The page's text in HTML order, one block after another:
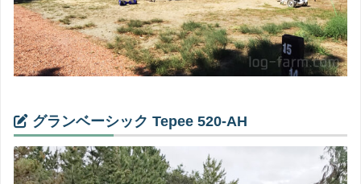
グランベーシック Tepee 520-AH